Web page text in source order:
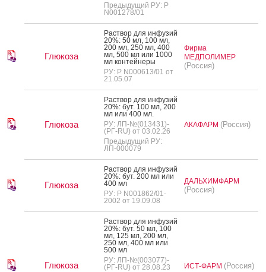
Предыдущий РУ: Р
N001278/01
Глюкоза
Рас­твор для ин­фу­зий
20%: 50 мл, 100 мл,
200 мл, 250 мл, 400
мл, 500 мл или 1000
мл кон­тей­не­ры
РУ: Р N000613/01 от
21.05.07
Фирма
МЕДПОЛИМЕР
(Россия)
Глюкоза
Рас­твор для ин­фу­зий
20%: бут. 100 мл, 200
мл или 400 мл.
РУ: ЛП-№(013431)-
(РГ-RU) от 03.02.26
Предыдущий РУ:
ЛП-000079
АКАФАРМ (Россия)
Глюкоза
Рас­твор для ин­фу­зий
20%: бут. 200 мл или
400 мл
РУ: Р N001862/01-
2002 от 19.09.08
ДАЛЬХИМФАРМ
(Россия)
Глюкоза
Рас­твор для ин­фу­зий
20%: бут. 50 мл, 100
мл, 125 мл, 200 мл,
250 мл, 400 мл или
500 мл
РУ: ЛП-№(003077)-
(РГ-RU) от 28.08.23
ИСТ-ФАРМ (Россия)